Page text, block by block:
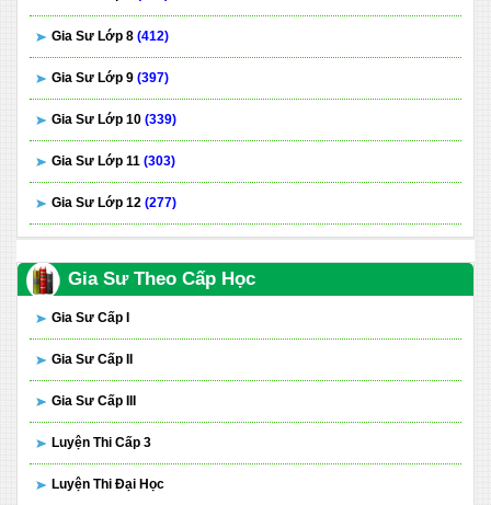
Gia Sư Lớp 8 (412)
Gia Sư Lớp 9 (397)
Gia Sư Lớp 10 (339)
Gia Sư Lớp 11 (303)
Gia Sư Lớp 12 (277)
Gia Sư Theo Cấp Học
Gia Sư Cấp I
Gia Sư Cấp II
Gia Sư Cấp III
Luyện Thi Cấp 3
Luyện Thi Đại Học